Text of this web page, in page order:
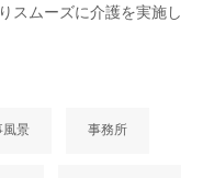
スムーズに介護を実施し
景 事務所